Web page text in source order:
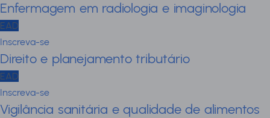
Enfermagem em radiologia e imaginologia
EAD
Inscreva-se
Direito e planejamento tributário
EAD
Inscreva-se
Vigilância sanitária e qualidade de alimentos